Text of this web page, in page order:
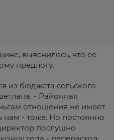
выяснилось, что ее
предлогу.
из бюджета сельского
- Районная
отношения не имеет
нам - тоже. Но постоянно
послушно